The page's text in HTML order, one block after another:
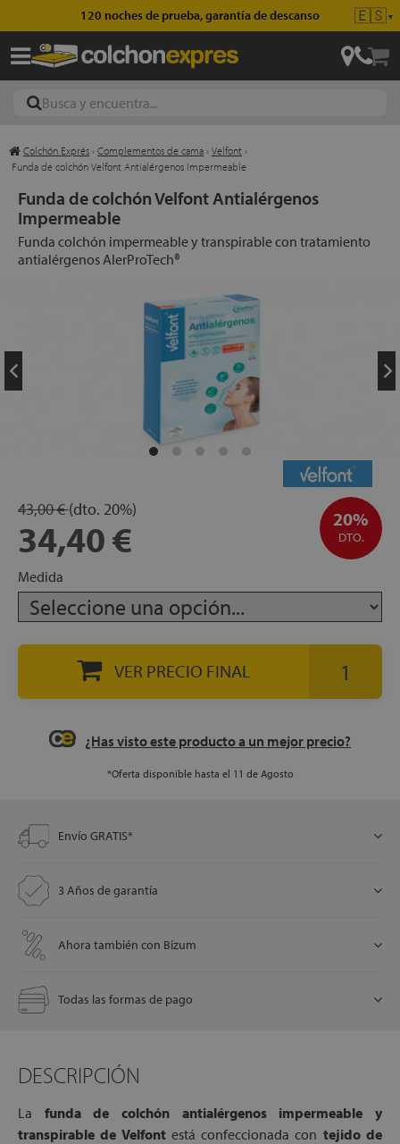
120 noches de prueba, garantía de descanso 🇪🇸▼
Colchón Exprés › Complementos de cama › Velfont ›
Funda de colchón Velfont Antialérgenos Impermeable
Funda de colchón Velfont Antialérgenos
Impermeable
Funda colchón impermeable y transpirable con tratamiento
antialérgenos AlerProTech®
20%
DTO.
43,00 €(dto. 20%)
34,40 €
Medida
VER PRECIO FINAL
¿Has visto este producto a un mejor precio?
*Oferta disponible hasta el 11 de Agosto
Envío GRATIS*
3 Años de garantía
Ahora también con Bizum
Todas las formas de pago
DESCRIPCIÓN
La funda de colchón antialérgenos impermeable y
transpirable de Velfontestá confeccionada con tejido de